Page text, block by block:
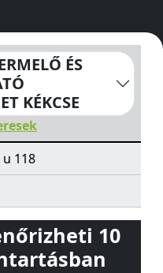
SZÖVETKEZET
ÉS
KÉKCSE
u 118
10